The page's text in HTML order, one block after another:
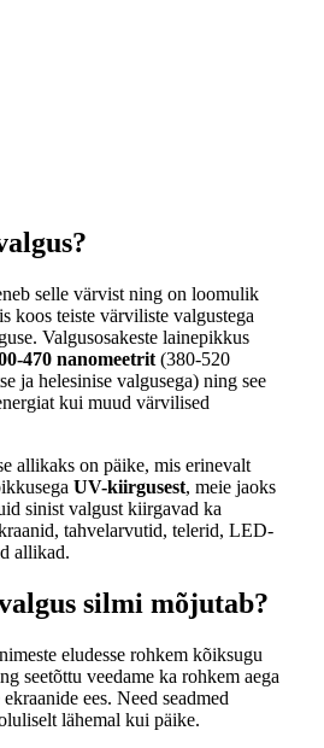
selle värvist ning on loomulik
koos teiste värviliste valgustega
Valgusosakeste lainepikkus
470 nanomeetrit (380-520
ja helesinise valgusega) ning see
kui muud värvilised
allikaks on päike, mis erinevalt
UV-kiirgusest, meie jaoks
sinist valgust kiirgavad ka
tahvelarvutid, telerid, LED-
allikad.
silmi mõjutab?
eludesse rohkem kõiksugu
seetõttu veedame ka rohkem aega
ees. Need seadmed
lähemal kui päike.